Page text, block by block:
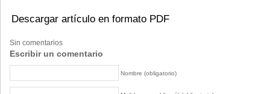
Descargar artículo en formato PDF
Sin comentarios
Escribir un comentario
Nombre (obligatorio)